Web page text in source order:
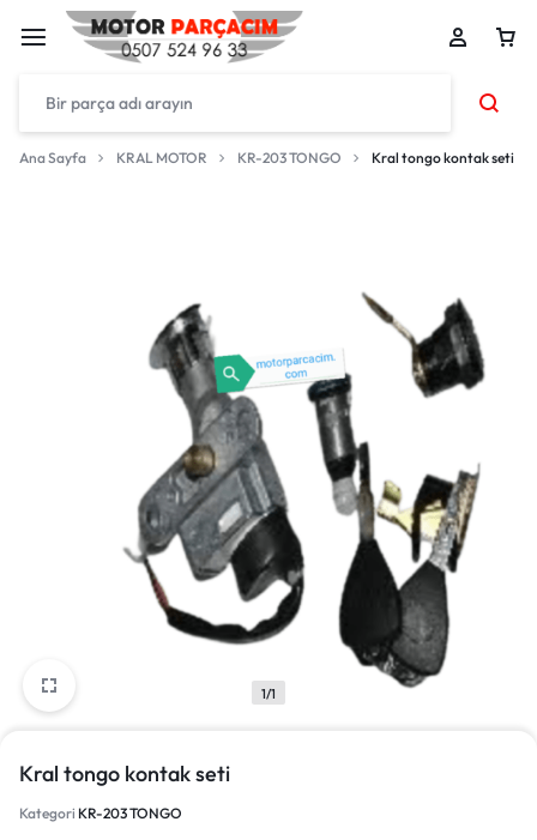
Ana Sayfa KRAL MOTOR KR-203 TONGO Kral tongo kontak seti
1/1
Kral tongo kontak seti
Kategori KR-203 TONGO